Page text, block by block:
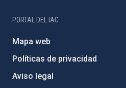
PORTAL DEL IAC
Mapa web
Políticas de privacidad
Aviso legal